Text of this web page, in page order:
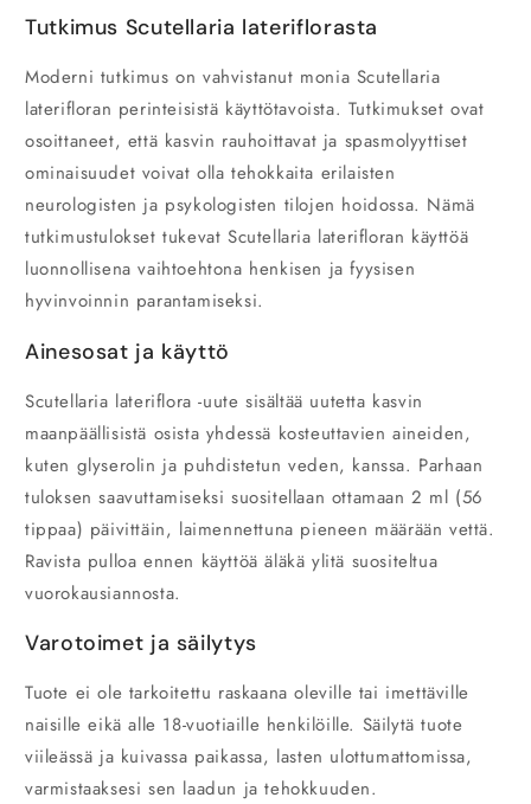
Tutkimus Scutellaria lateriflorasta
Moderni tutkimus on vahvistanut monia Scutellaria
laterifloran perinteisistä käyttötavoista. Tutkimukset ovat
osoittaneet, että kasvin rauhoittavat ja spasmolyyttiset
ominaisuudet voivat olla tehokkaita erilaisten
neurologisten ja psykologisten tilojen hoidossa. Nämä
tutkimustulokset tukevat Scutellaria laterifloran käyttöä
luonnollisena vaihtoehtona henkisen ja fyysisen
hyvinvoinnin parantamiseksi.
Ainesosat ja käyttö
Scutellaria lateriflora -uute sisältää uutetta kasvin
maanpäällisistä osista yhdessä kosteuttavien aineiden,
kuten glyserolin ja puhdistetun veden, kanssa. Parhaan
tuloksen saavuttamiseksi suositellaan ottamaan 2 ml (56
tippaa) päivittäin, laimennettuna pieneen määrään vettä.
Ravista pulloa ennen käyttöä äläkä ylitä suositeltua
vuorokausiannosta.
Varotoimet ja säilytys
Tuote ei ole tarkoitettu raskaana oleville tai imettäville
naisille eikä alle 18-vuotiaille henkilöille. Säilytä tuote
viileässä ja kuivassa paikassa, lasten ulottumattomissa,
varmistaaksesi sen laadun ja tehokkuuden.